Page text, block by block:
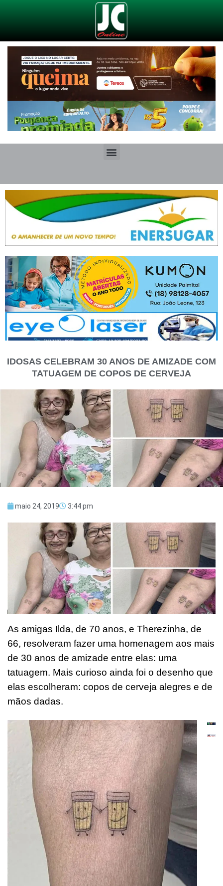
IDOSAS CELEBRAM 30 ANOS DE AMIZADE COM
TATUAGEM DE COPOS DE CERVEJA
maio 24, 2019 3:44 pm
As amigas Ilda, de 70 anos, e Therezinha, de
66, resolveram fazer uma homenagem aos mais
de 30 anos de amizade entre elas: uma
tatuagem. Mais curioso ainda foi o desenho que
elas escolheram: copos de cerveja alegres e de
mãos dadas.